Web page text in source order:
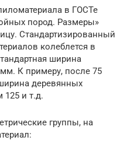
в ГОСТе
пород. Размеры»
Стандартизированный
колеблется в
ширина
К примеру, после 75
деревянных
125 и т.д.
группы, на